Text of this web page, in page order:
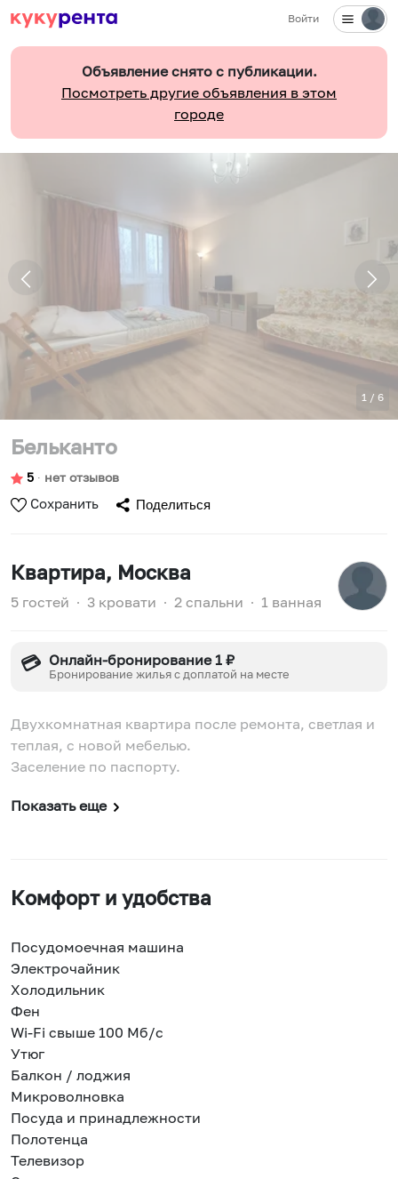
Войти
Объявление снято с публикации.
Посмотреть другие объявления в этом
городе
1 / 6
Бельканто
5 ∙ нет отзывов
Сохранить Поделиться
Квартира, Москва
5 гостей ∙ 3 кровати ∙ 2 спальни ∙ 1 ванная
💳 Онлайн-бронирование 1 ₽
Бронирование жилья с доплатой на месте
Двухкомнатная квартира после ремонта, светлая и
теплая, с новой мебелью.
Заселение по паспорту.
Показать еще
Комфорт и удобства
Посудомоечная машина
Электрочайник
Холодильник
Фен
Wi-Fi свыше 100 Мб/с
Утюг
Балкон / лоджия
Микроволновка
Посуда и принадлежности
Полотенца
Телевизор